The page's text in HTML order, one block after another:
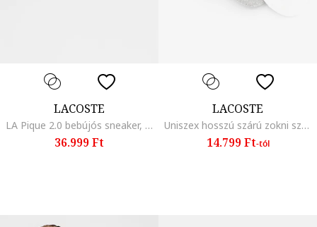
LACOSTE
LA Pique 2.0 bebújós sneaker, Fehér/Tengerészkék
36.999 Ft
LACOSTE
Uniszex hosszú szárú zokni szett - 3 pár, Fehér/Fekete/Szürke
14.799 Ft-tól